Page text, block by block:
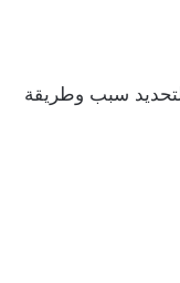
سبب وطريقة